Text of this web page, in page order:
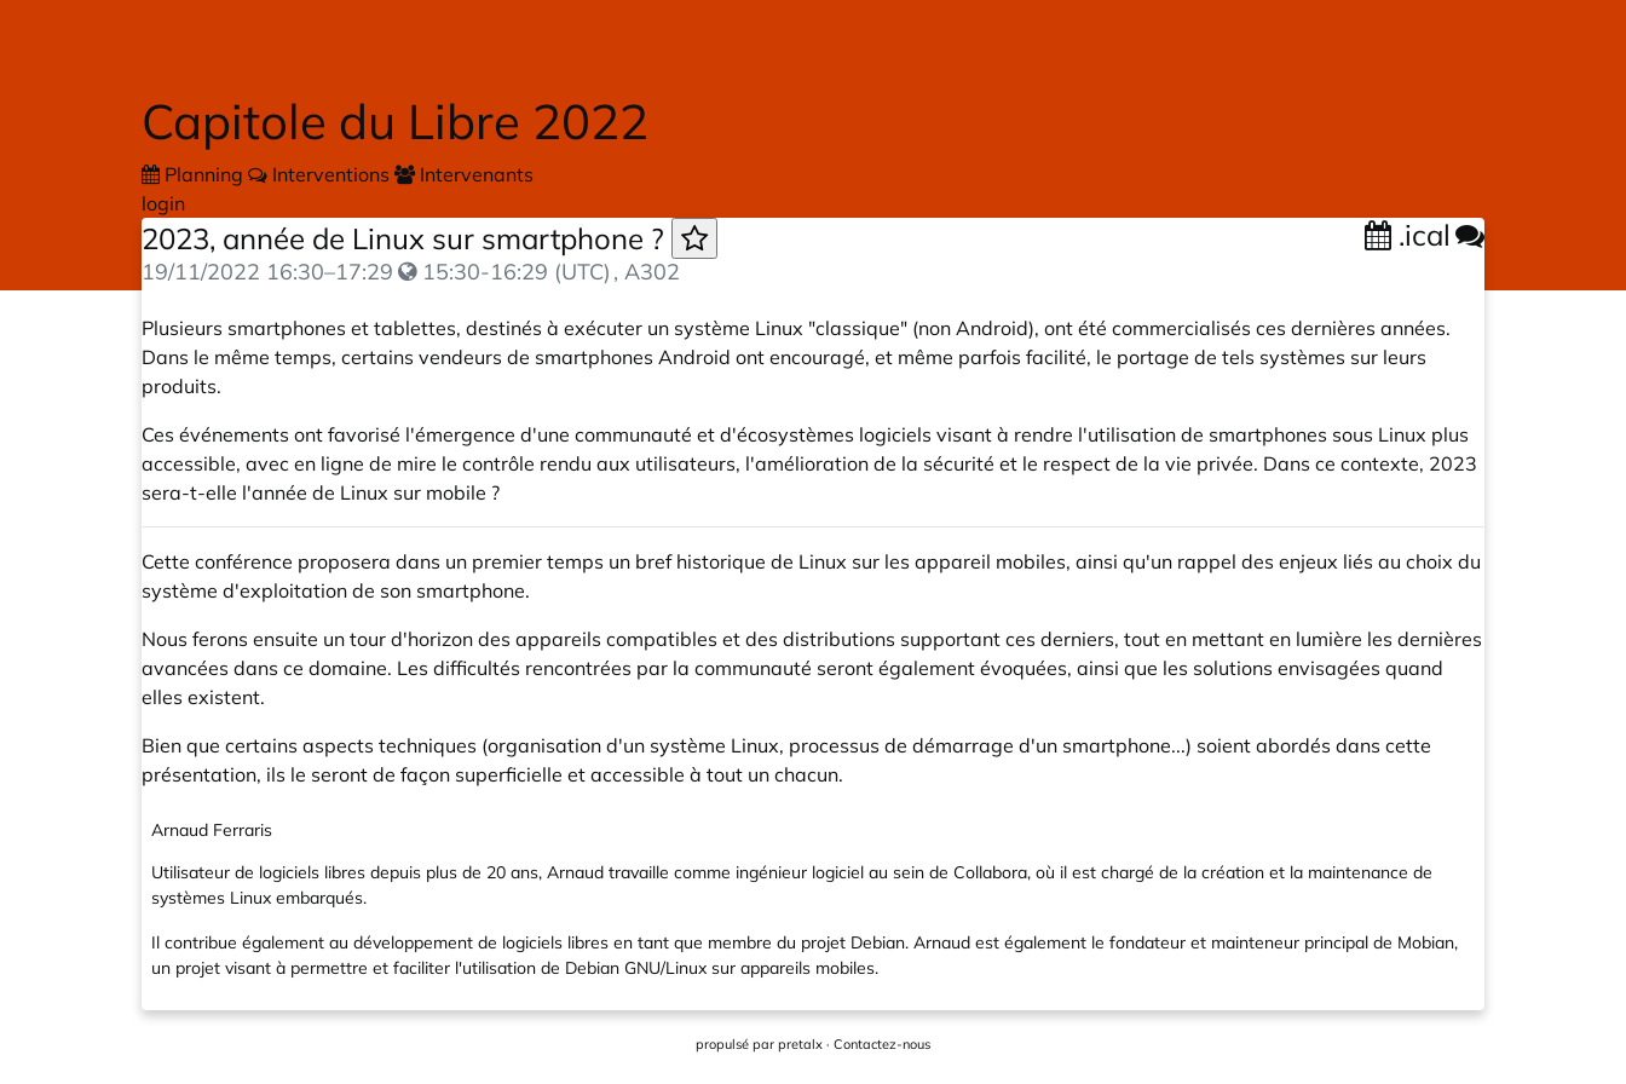
Capitole du Libre 2022
Planning Interventions
Intervenants
login
2023, année de Linux sur smartphone ? .ical
19/11/2022 16:30–17:29 15:30-16:29 (UTC) , A302
Plusieurs smartphones et tablettes, destinés à exécuter un système Linux "classique" (non Android), ont été commercialisés ces dernières années.
Dans le même temps, certains vendeurs de smartphones Android ont encouragé, et même parfois facilité, le portage de tels systèmes sur leurs
produits.
Ces événements ont favorisé l'émergence d'une communauté et d'écosystèmes logiciels visant à rendre l'utilisation de smartphones sous Linux plus
accessible, avec en ligne de mire le contrôle rendu aux utilisateurs, l'amélioration de la sécurité et le respect de la vie privée. Dans ce contexte, 2023
sera-t-elle l'année de Linux sur mobile ?
Cette conférence proposera dans un premier temps un bref historique de Linux sur les appareil mobiles, ainsi qu'un rappel des enjeux liés au choix du
système d'exploitation de son smartphone.
Nous ferons ensuite un tour d'horizon des appareils compatibles et des distributions supportant ces derniers, tout en mettant en lumière les dernières
avancées dans ce domaine. Les difficultés rencontrées par la communauté seront également évoquées, ainsi que les solutions envisagées quand
elles existent.
Bien que certains aspects techniques (organisation d'un système Linux, processus de démarrage d'un smartphone...) soient abordés dans cette
présentation, ils le seront de façon superficielle et accessible à tout un chacun.
Arnaud Ferraris
Utilisateur de logiciels libres depuis plus de 20 ans, Arnaud travaille comme ingénieur logiciel au sein de Collabora, où il est chargé de la création et la maintenance de
systèmes Linux embarqués.
Il contribue également au développement de logiciels libres en tant que membre du projet Debian. Arnaud est également le fondateur et mainteneur principal de Mobian,
un projet visant à permettre et faciliter l'utilisation de Debian GNU/Linux sur appareils mobiles.
propulsé par pretalx · Contactez-nous